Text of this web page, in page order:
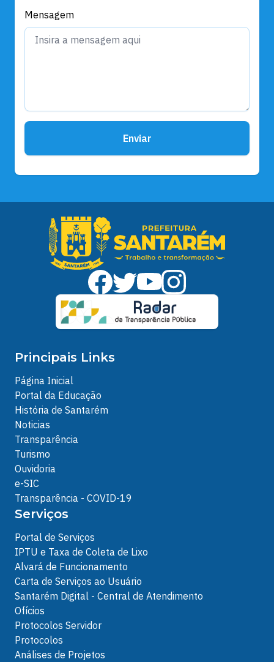
Mensagem
Enviar
Principais Links
Página Inicial
Portal da Educação
História de Santarém
Noticias
Transparência
Turismo
Ouvidoria
e-SIC
Transparência - COVID-19
Serviços
Portal de Serviços
IPTU e Taxa de Coleta de Lixo
Alvará de Funcionamento
Carta de Serviços ao Usuário
Santarém Digital - Central de Atendimento
Ofícios
Protocolos Servidor
Protocolos
Análises de Projetos